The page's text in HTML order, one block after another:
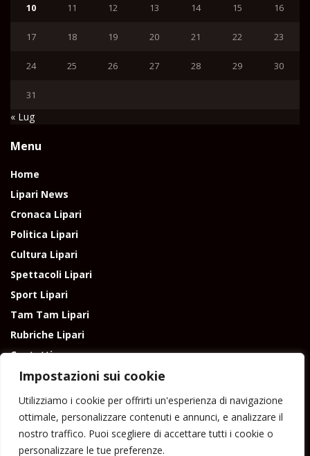
Impostazioni sui cookie
Utilizziamo i cookie per offrirti un'esperienza di navigazione
ottimale, personalizzare contenuti e annunci, e analizzare il
nostro traffico. Puoi scegliere di accettare tutti i cookie o
personalizzare le tue preferenze.
10 11 12 13 14 15 16
17 18 19 20 21 22 23
24 25 26 27 28 29 30
31
« Lug
Menu
Home
Lipari News
Cronaca Lipari
Politica Lipari
Cultura Lipari
Spettacoli Lipari
Sport Lipari
Tam Tam Lipari
Rubriche Lipari
Contatti
Direttore responsabile: Peppe Paino - Eolmedia, via Zinzolo, 20 - 980555 -